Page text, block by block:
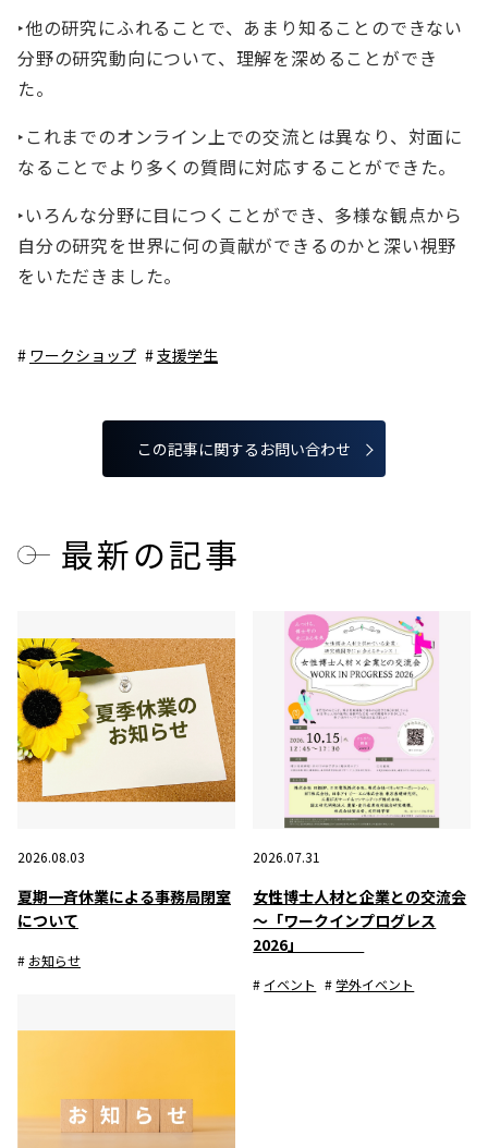
‣他の研究にふれることで、あまり知ることのできない
分野の研究動向について、理解を深めることができ
た。
‣これまでのオンライン上での交流とは異なり、対面に
なることでより多くの質問に対応することができた。
‣いろんな分野に目につくことができ、多様な観点から
自分の研究を世界に何の貢献ができるのかと深い視野
をいただきました。
ワークショップ 支援学生
この記事に関するお問い合わせ
最新の記事
2026.08.03
夏期一斉休業による事務局閉室
について
お知らせ
2026.07.31
女性博士人材と企業との交流会
～「ワークインプログレス
2026」
イベント 学外イベント